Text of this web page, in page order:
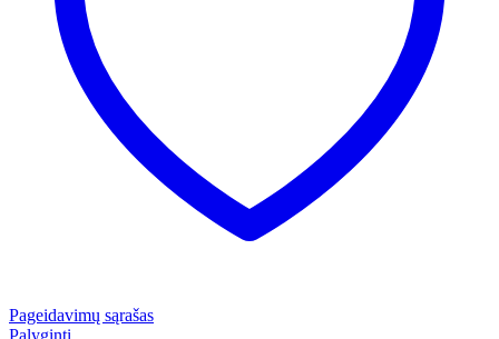
Pageidavimų sąrašas
Palyginti